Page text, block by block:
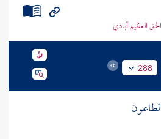
العظيم آبادي
288